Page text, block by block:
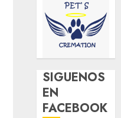
SIGUENOS
EN
FACEBOOK